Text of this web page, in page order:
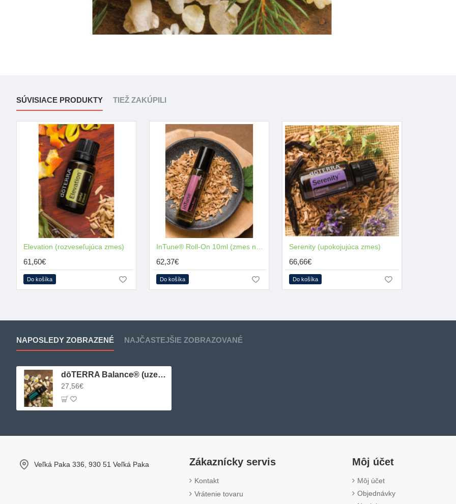
SÚVISIACE PRODUKTY TIEŽ ZAKÚPILI
Elevation (rozveseľujúca zmes)
61,60€
Do košíka
InTune® Roll-On 10ml (zmes na sústredenie)
62,37€
Do košíka
Serenity (upokojujúca zmes)
66,66€
Do košíka
NAPOSLEDY ZOBRAZENÉ NAJČASTEJŠIE ZOBRAZOVANÉ
dōTERRA Balance® (uzemňujúca zmes)
27,56€
Veľká Paka 336, 930 51 Veľká Paka Zákaznícky servis
Kontakt
Vrátenie tovaru
Môj účet
Môj účet
Objednávky